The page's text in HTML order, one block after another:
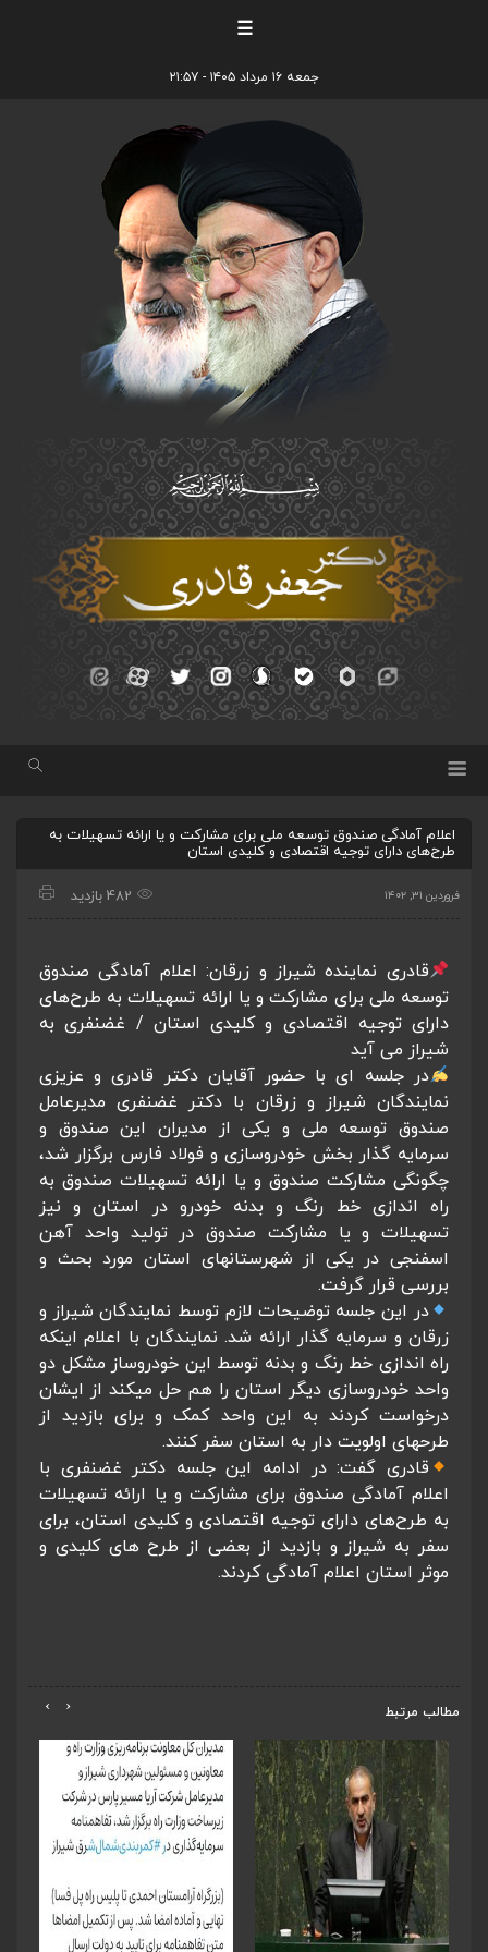
☰
جمعه ۱۶ مرداد ۱۴۰۵ - ۲۱:۵۷
اعلام آمادگی صندوق توسعه ملی برای مشارکت و یا ارائه تسهیلات به
طرح‌های دارای توجیه اقتصادی و کلیدی استان
فروردین ۳۱, ۱۴۰۲ 482 بازدید
قادری نماینده شیراز و زرقان: اعلام آمادگی صندوق
توسعه ملی برای مشارکت و یا ارائه تسهیلات به طرح‌های
دارای توجیه اقتصادی و کلیدی استان / غضنفری به
شیراز می آید
در جلسه ای با حضور آقایان دکتر قادری و عزیزی
نمایندگان شیراز و زرقان با دکتر غضنفری مدیرعامل
صندوق توسعه ملی و یکی از مدیران این صندوق و
سرمایه گذار بخش خودروسازی و فولاد فارس برگزار شد،
چگونگی مشارکت صندوق و یا ارائه تسهیلات صندوق به
راه اندازی خط رنگ و بدنه خودرو در استان و نیز
تسهیلات و یا مشارکت صندوق در تولید واحد آهن
اسفنجی در یکی از شهرستانهای استان مورد بحث و
بررسی قرار گرفت.
در این جلسه توضیحات لازم توسط نمایندگان شیراز و
زرقان و سرمایه گذار ارائه شد. نمایندگان با اعلام اینکه
راه اندازی خط رنگ و بدنه توسط این خودروساز مشکل دو
واحد خودروسازی دیگر استان را هم حل میکند از ایشان
درخواست کردند به این واحد کمک و برای بازدید از
طرحهای اولویت دار به استان سفر کنند.
قادری گفت: در ادامه این جلسه دکتر غضنفری با
اعلام آمادگی صندوق برای مشارکت و یا ارائه تسهیلات
به طرح‌های دارای توجیه اقتصادی و کلیدی استان، برای
سفر به شیراز و بازدید از بعضی از طرح های کلیدی و
موثر استان اعلام آمادگی کردند.
مطالب مرتبط ‹
›